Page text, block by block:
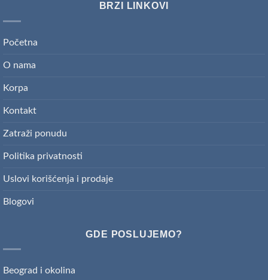
BRZI LINKOVI
Početna
O nama
Korpa
Kontakt
Zatraži ponudu
Politika privatnosti
Uslovi korišćenja i prodaje
Blogovi
GDE POSLUJEMO?
Beograd i okolina